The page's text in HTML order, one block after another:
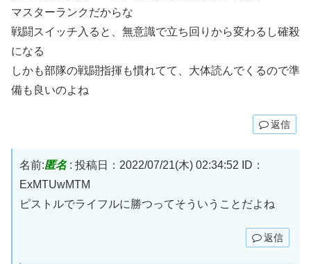
マスターランクだからな
戦闘スイッチ入ると、無意識で立ち回りから変わるし確殺
になる
しかも部隊の戦闘指揮も慣れてて、大体読んでくるので準
備も良いのよね
返信
名前:匿名: 投稿日：2022/07/21(木) 02:34:52
ID：
ExMTUwMTM
ピストルでライフルに勝つってそういうことだよね
返信